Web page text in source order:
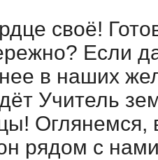
своё!
Если
в наших
Учитель
Оглянемся,
рядом с